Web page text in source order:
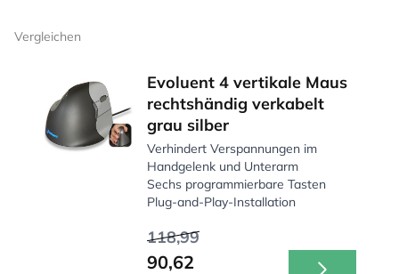
Vergleichen
Evoluent 4 vertikale Maus
rechtshändig verkabelt
grau silber
Verhindert Verspannungen im
Handgelenk und Unterarm
Sechs programmierbare Tasten
Plug-and-Play-Installation
118,99
90,62